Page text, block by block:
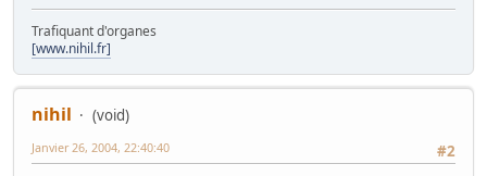
Trafiquant d'organes
[www.nihil.fr]
nihil
(void)
#2
Janvier 26, 2004, 22:40:40